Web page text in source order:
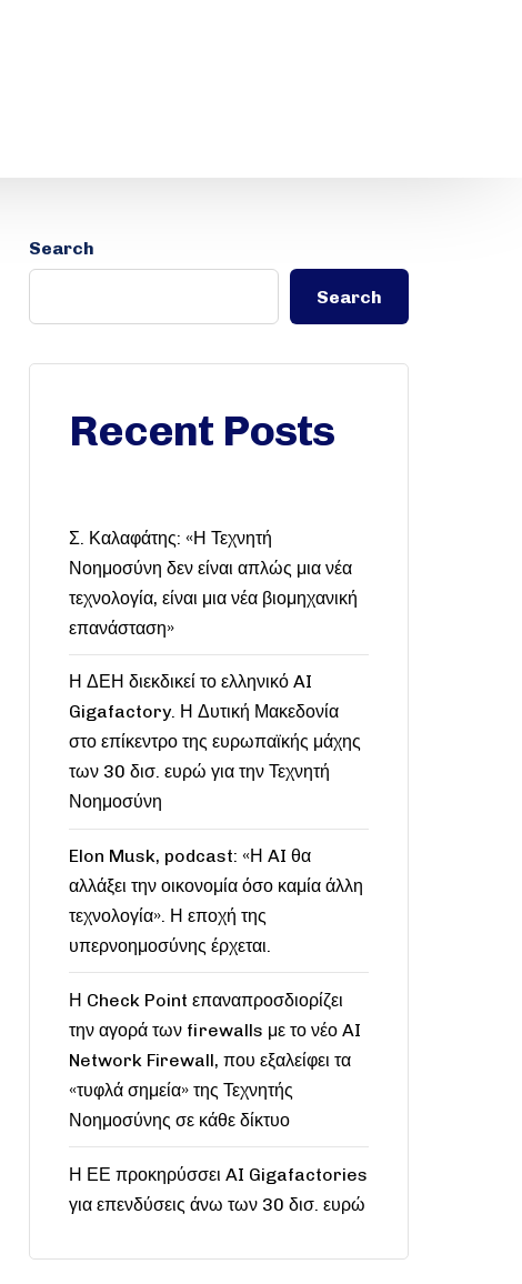
Search
Search
Recent Posts
Σ. Καλαφάτης: «Η Τεχνητή
Νοημοσύνη δεν είναι απλώς μια νέα
τεχνολογία, είναι μια νέα βιομηχανική
επανάσταση»
Η ΔΕΗ διεκδικεί το ελληνικό AI
Gigafactory. Η Δυτική Μακεδονία
στο επίκεντρο της ευρωπαϊκής μάχης
των 30 δισ. ευρώ για την Τεχνητή
Νοημοσύνη
Elon Musk, podcast: «Η AI θα
αλλάξει την οικονομία όσο καμία άλλη
τεχνολογία». Η εποχή της
υπερνοημοσύνης έρχεται.
Η Check Point επαναπροσδιορίζει
την αγορά των firewalls με το νέο AI
Network Firewall, που εξαλείφει τα
«τυφλά σημεία» της Τεχνητής
Νοημοσύνης σε κάθε δίκτυο
Η ΕΕ προκηρύσσει AI Gigafactories
για επενδύσεις άνω των 30 δισ. ευρώ